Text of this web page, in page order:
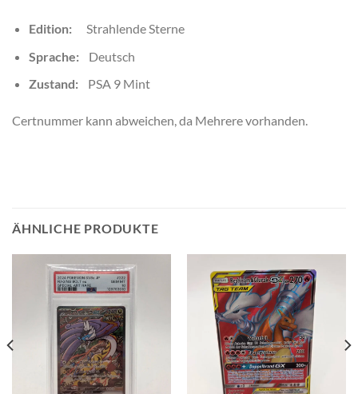
Edition:Strahlende Sterne
Sprache:Deutsch
Zustand:PSA 9 Mint
Certnummer kann abweichen, da Mehrere vorhanden.
ÄHNLICHE PRODUKTE